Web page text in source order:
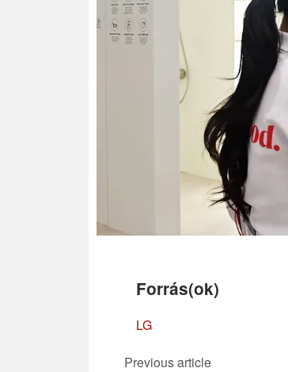
Forrás(ok)
LG
Previous article